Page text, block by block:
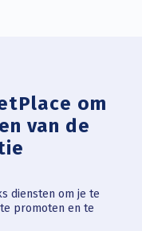
om
van de
diensten om je te
promoten en te